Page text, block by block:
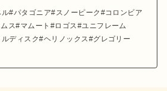
ル パタゴニア スノーピーク
コロンビア
ス マムート ロゴス
ユニフレーム
ルディスク ヘリノックス
グレゴリー